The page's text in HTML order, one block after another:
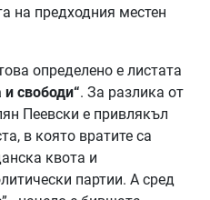
на предходния местен
определено е листата
свободи“. За разлика от
Пеевски е привлякъл
в която вратите са
квота и
партии. А сред